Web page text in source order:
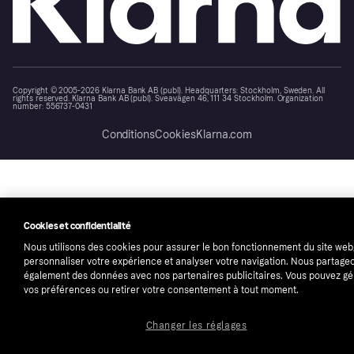
Copyright © 2005-2026 Klarna Bank AB (publ). Headquarters: Stockholm, Sweden. All
rights reserved. Klarna Bank AB (publ). Sveavägen 46, 111 34 Stockholm. Organization
number: 556737-0431
ConditionsCookiesKlarna.com
Cookies et confidentialité
Nous utilisons des cookies pour assurer le bon fonctionnement du site
personnaliser votre expérience et analyser votre navigation. Nous
également des données avec nos partenaires publicitaires. Vous pouvez
vos préférences ou retirer votre consentement à tout moment.
Changer les réglages